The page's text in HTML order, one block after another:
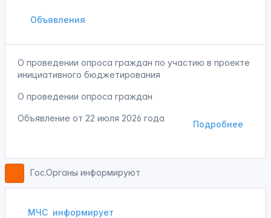
Объявления
О проведении опроса граждан по участию в проекте
инициативного бюджетирования
О проведении опроса граждан
Подробнее
Объявление от 22 июля 2026 года
Гос.Органы информируют
МЧС информирует